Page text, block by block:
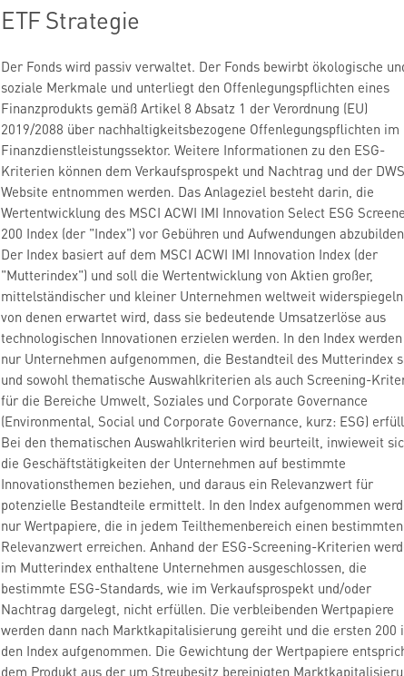
ETF Strategie
Der Fonds wird passiv verwaltet. Der Fonds bewirbt ökologische
soziale Merkmale und unterliegt den Offenlegungspflichten eines
Finanzprodukts gemäß Artikel 8 Absatz 1 der Verordnung (EU)
2019/2088 über nachhaltigkeitsbezogene Offenlegungspflichten im
Finanzdienstleistungssektor. Weitere Informationen zu den ESG-
Kriterien können dem Verkaufsprospekt und Nachtrag und der
Website entnommen werden. Das Anlageziel besteht darin, die
Wertentwicklung des MSCI ACWI IMI Innovation Select ESG
200 Index (der "Index") vor Gebühren und Aufwendungen
Der Index basiert auf dem MSCI ACWI IMI Innovation Index (der
"Mutterindex") und soll die Wertentwicklung von Aktien großer,
mittelständischer und kleiner Unternehmen weltweit widerspiegeln,
von denen erwartet wird, dass sie bedeutende Umsatzerlöse aus
technologischen Innovationen erzielen werden. In den Index werden
nur Unternehmen aufgenommen, die Bestandteil des Mutterindex
und sowohl thematische Auswahlkriterien als auch Screening-
für die Bereiche Umwelt, Soziales und Corporate Governance
(Environmental, Social und Corporate Governance, kurz: ESG)
Bei den thematischen Auswahlkriterien wird beurteilt, inwieweit
die Geschäftstätigkeiten der Unternehmen auf bestimmte
Innovationsthemen beziehen, und daraus ein Relevanzwert für
potenzielle Bestandteile ermittelt. In den Index aufgenommen
nur Wertpapiere, die in jedem Teilthemenbereich einen bestimmten
Relevanzwert erreichen. Anhand der ESG-Screening-Kriterien
im Mutterindex enthaltene Unternehmen ausgeschlossen, die
bestimmte ESG-Standards, wie im Verkaufsprospekt und/oder
Nachtrag dargelegt, nicht erfüllen. Die verbleibenden Wertpapiere
werden dann nach Marktkapitalisierung gereiht und die ersten 200
den Index aufgenommen. Die Gewichtung der Wertpapiere
dem Produkt aus der um Streubesitz bereinigten